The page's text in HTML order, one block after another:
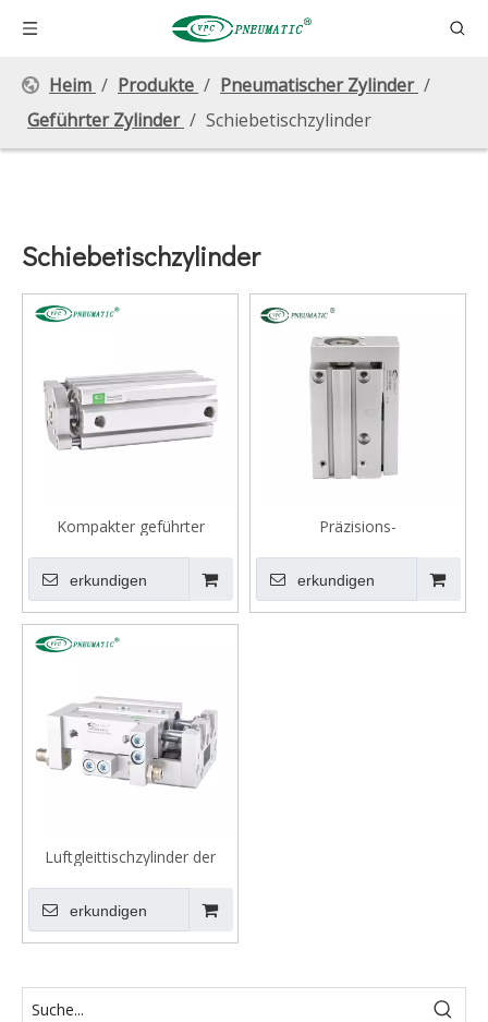
Heim / Produkte / Pneumatischer Zylinder /
Geführter Zylinder / Schiebetischzylinder
Schiebetischzylinder
Kompakter geführter
erkundigen
Präzisions-
Serie MXH mit schmaler
Breite (umlaufende Lager)
erkundigen
Luftgleittischzylinder der
erkundigen